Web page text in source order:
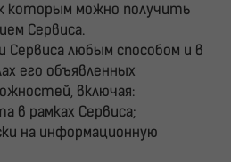
которым можно получить
Сервиса.
Сервиса любым способом и в
его объявленных
включая:
в рамках Сервиса;
на информационную